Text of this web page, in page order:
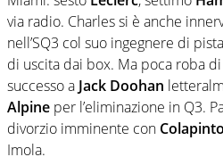
via radio. Charles si è anche
nell’SQ3 col suo ingegnere di
di uscita dai box. Ma poca roba
successo a Jack Doohan
Alpine per l’eliminazione in Q3.
divorzio imminente con Colapinto
Imola.